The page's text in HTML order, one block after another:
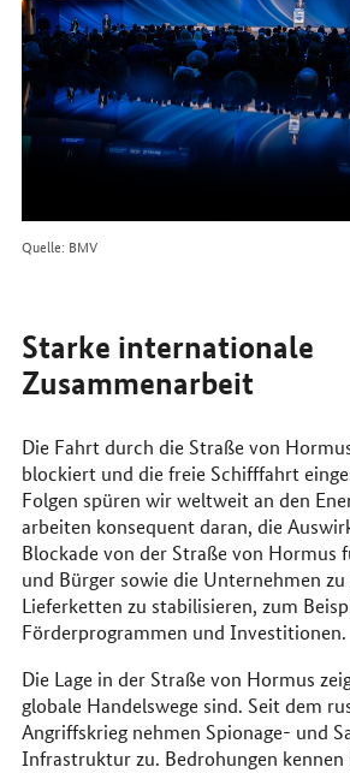
Quelle: BMV
Starke internationale
Zusammenarbeit
Die Fahrt durch die Straße von
blockiert und die freie Schifffahrt
Folgen spüren wir weltweit an den
arbeiten konsequent daran, die
Blockade von der Straße von Hormus
und Bürger sowie die Unternehmen zu
Lieferketten zu stabilisieren, zum
Förderprogrammen und Investitionen.
Die Lage in der Straße von Hormus
globale Handelswege sind. Seit dem
Angriffskrieg nehmen Spionage- und
Infrastruktur zu. Bedrohungen kennen